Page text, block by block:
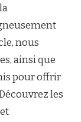
nous
ainsi que
pour offrir
les